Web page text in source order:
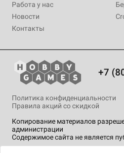
Работа у нас
Новости
Контакты
+7
Копирование материалов
администрации
Содержимое сайта не является
Политика конфиденциальности
Правила акций со скидкой